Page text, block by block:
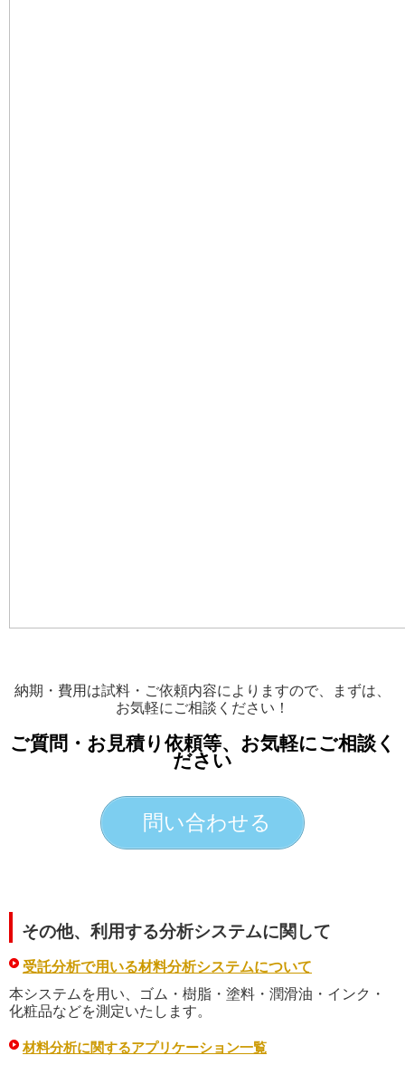
納期・費用は試料・ご依頼内容によりますので、まずは、
お気軽にご相談ください！
ご質問・お見積り依頼等、お気軽にご相談く
ださい
問い合わせる
その他、利用する分析システムに関して
受託分析で用いる材料分析システムについて
本システムを用い、ゴム・樹脂・塗料・潤滑油・インク・
化粧品などを測定いたします。
材料分析に関するアプリケーション一覧